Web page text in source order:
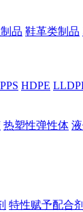
品 鞋革类制品
HDPE
热塑性弹性体
特性赋予配合剂